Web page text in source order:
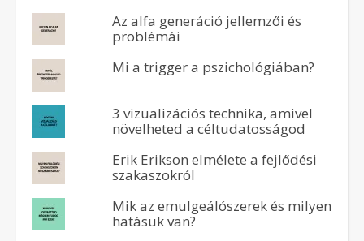
Az alfa generáció jellemzői és
problémái
Mi a trigger a pszichológiában?
3 vizualizációs technika, amivel
növelheted a céltudatosságod
Erik Erikson elmélete a fejlődési
szakaszokról
Mik az emulgeálószerek és milyen
hatásuk van?